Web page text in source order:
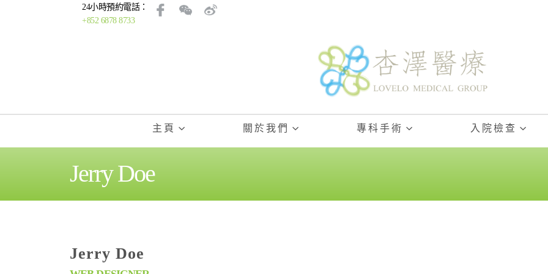
24小時預約電話：
+852 6878 8733
主頁 關於我們 專科手術 入院檢查
Jerry Doe
Jerry Doe